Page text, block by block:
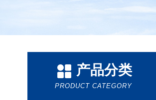
产品分类
PRODUCT CATEGORY